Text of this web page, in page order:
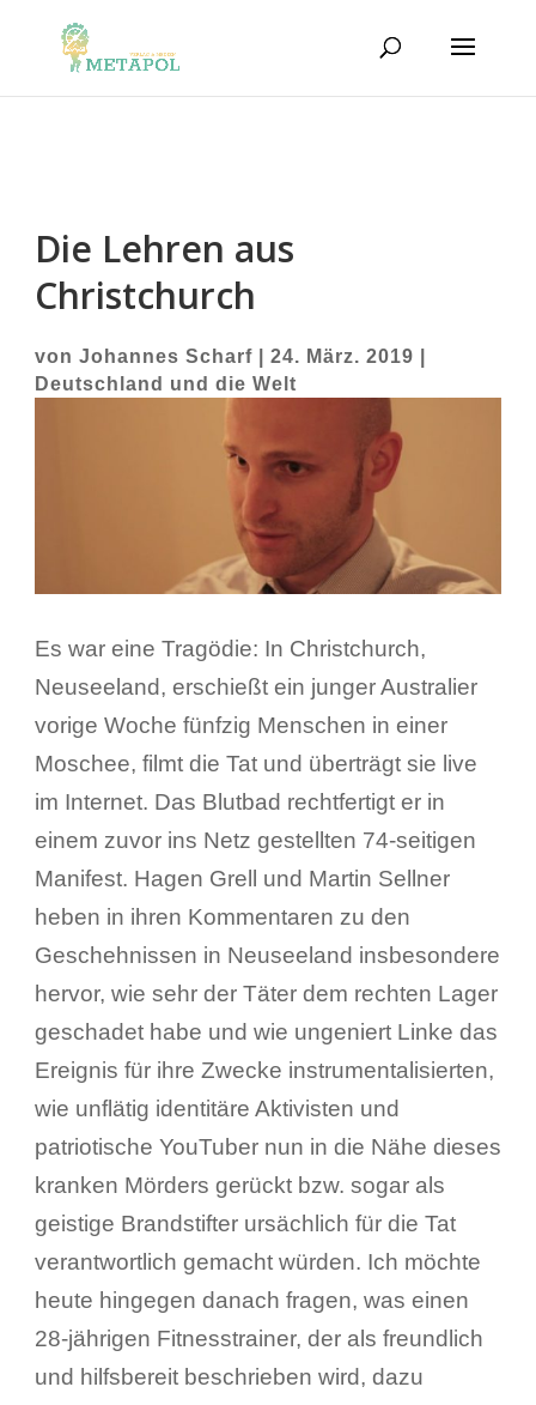
Die Lehren aus
Christchurch
von Johannes Scharf| 24. März. 2019
Deutschland und die Welt
Es war eine Tragödie: In Christchurch,
Neuseeland, erschießt ein junger Australier
vorige Woche fünfzig Menschen in einer
Moschee, filmt die Tat und überträgt sie live
im Internet. Das Blutbad rechtfertigt er in
einem zuvor ins Netz gestellten 74-seitigen
Manifest. Hagen Grell und Martin Sellner
heben in ihren Kommentaren zu den
Geschehnissen in Neuseeland insbesondere
hervor, wie sehr der Täter dem rechten Lager
geschadet habe und wie ungeniert Linke das
Ereignis für ihre Zwecke instrumentalisierten,
wie unflätig identitäre Aktivisten und
patriotische YouTuber nun in die Nähe dieses
kranken Mörders gerückt bzw. sogar als
geistige Brandstifter ursächlich für die Tat
verantwortlich gemacht würden. Ich möchte
heute hingegen danach fragen, was einen
28-jährigen Fitnesstrainer, der als freundlich
und hilfsbereit beschrieben wird, dazu